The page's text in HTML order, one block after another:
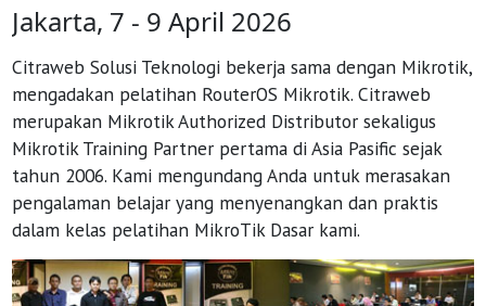
Jakarta, 7 - 9 April 2026
Citraweb Solusi Teknologi bekerja sama dengan Mikrotik,
mengadakan pelatihan RouterOS Mikrotik. Citraweb
merupakan Mikrotik Authorized Distributor sekaligus
Mikrotik Training Partner pertama di Asia Pasific sejak
tahun 2006. Kami mengundang Anda untuk merasakan
pengalaman belajar yang menyenangkan dan praktis
dalam kelas pelatihan MikroTik Dasar kami.